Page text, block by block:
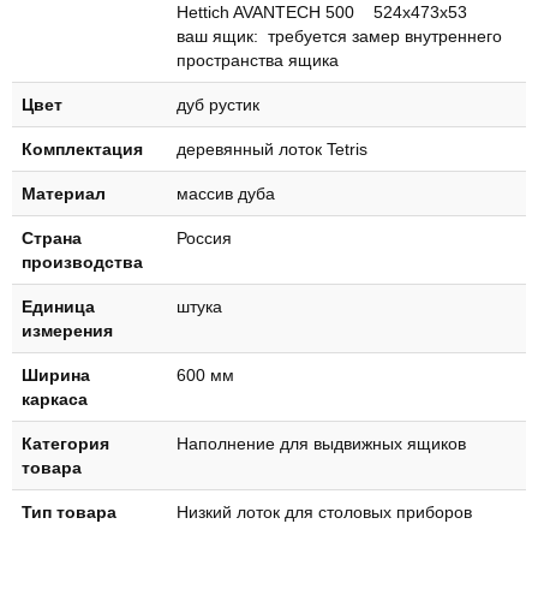
Hettich AVANTECH 500 524х473х53
ваш ящик: требуется замер внутреннего
пространства ящика
Цвет дуб рустик
Комплектация деревянный лоток Tetris
Материал массив дуба
Страна
производства
Россия
Единица
измерения
штука
Ширина
каркаса
600 мм
Категория
товара
Наполнение для выдвижных ящиков
Тип товара Низкий лоток для столовых приборов